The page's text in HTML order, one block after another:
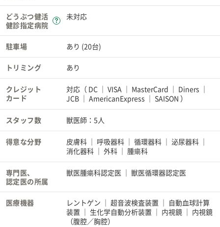
どうぶつ健活
健診指定病院
未対応
駐車場 あり (20台)
トリミング あり
クレジット
カード
対応（ DC VISA MasterCard
Diners
JCB
AmericanExpress SAISON ）
スタッフ数 獣医師：5人
得意な分野 皮膚科 呼吸器科 循環器科
泌尿器科
消化器科
外科 腫瘍科
専門医、
認定医の所属
獣医腫瘍科認定医 獣医循環器認定医
医療機器 レントゲン 超音波検査装置
自動血球計算
装置
生化学自動分析装置 内視鏡
内視鏡
（腹腔／胸腔）